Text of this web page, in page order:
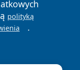
polityką
.